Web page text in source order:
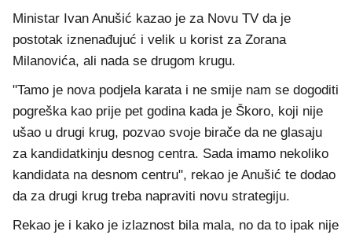
Ministar Ivan Anušić kazao je za Novu TV da je
postotak iznenađujuć i velik u korist za Zorana
Milanovića, ali nada se drugom krugu.
"Tamo je nova podjela karata i ne smije nam se dogoditi
pogreška kao prije pet godina kada je Škoro, koji nije
ušao u drugi krug, pozvao svoje birače da ne glasaju
za kandidatkinju desnog centra. Sada imamo nekoliko
kandidata na desnom centru", rekao je Anušić te dodao
da za drugi krug treba napraviti novu strategiju.
Rekao je i kako je izlaznost bila mala, no da to ipak nije